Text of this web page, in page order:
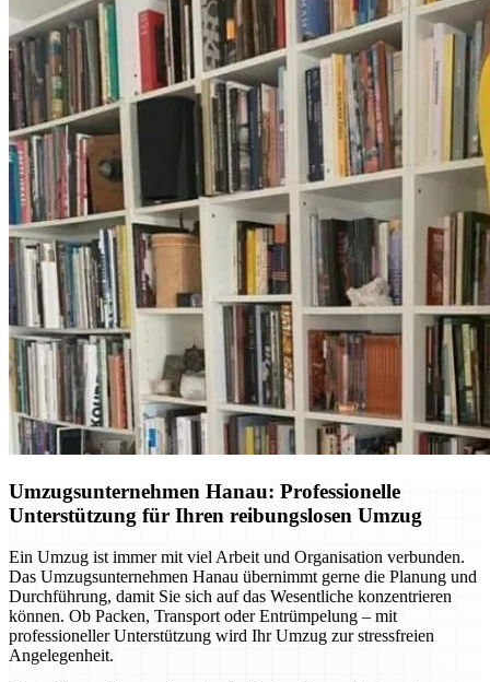
Umzugsunternehmen Hanau: Professionelle
Unterstützung für Ihren reibungslosen Umzug
Ein Umzug ist immer mit viel Arbeit und Organisation verbunden.
Das Umzugsunternehmen Hanau übernimmt gerne die Planung und
Durchführung, damit Sie sich auf das Wesentliche konzentrieren
können. Ob Packen, Transport oder Entrümpelung – mit
professioneller Unterstützung wird Ihr Umzug zur stressfreien
Angelegenheit.